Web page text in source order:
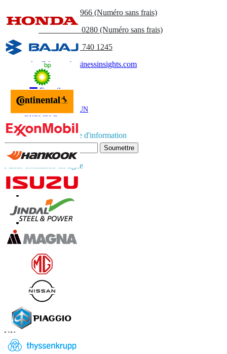
+1 833 909 2966 (Numéro sans frais)
+44 808 502 0280 (Numéro sans frais)
(APAC) +91 744 740 1245
sales@fortunebusinessinsights.com
Appel
E-mail
TÉLÉCHARGER UN
EXEMPLE
Abonnez-vous à la lettre d'information
Soumettre
Faites confiance en ligne
Contactez-nous
US+1 833 909 2966 ( Numéro sans frais )
UK
APAC+91 744 740 1245